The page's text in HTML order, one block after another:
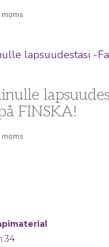
FINSKA!
34